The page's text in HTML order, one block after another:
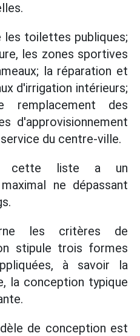
les toilettes publiques;
les zones sportives
la réparation et
d'irrigation intérieurs;
des
d'approvisionnement
du centre-ville.
cette liste a un
ne dépassant
les critères de
stipule trois formes
à savoir la
la conception typique
de conception est